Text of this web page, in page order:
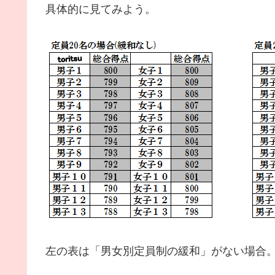
具体的に見てみよう。
左の表は「男女別定員制の緩和」がない場合